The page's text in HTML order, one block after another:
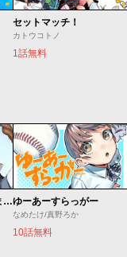
セットマッチ！
カトウコトノ
1話無料
世界最強の魔女、始めました ～私だけ『攻略サイト』を見れる世界で自由に生きます～ゆーあーすらっがー
なめたけ/真野ろか
10話無料